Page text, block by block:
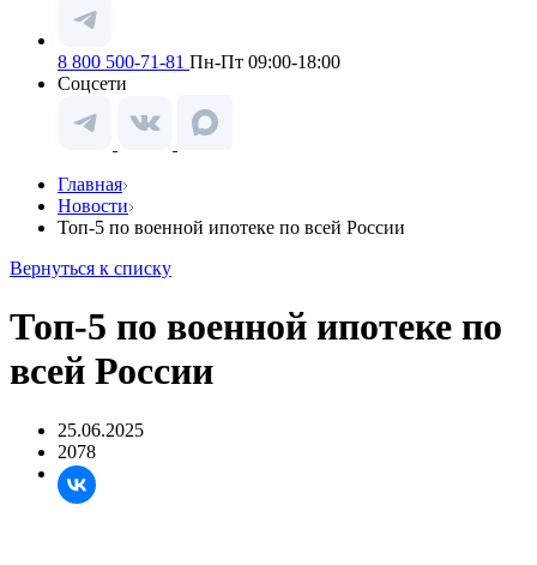
8 800 500-71-81 Пн-Пт 09:00-18:00
Соцсети
Главная
Новости
Топ-5 по военной ипотеке по всей России
Вернуться к списку
Топ-5 по военной ипотеке по
всей России
25.06.2025
2078